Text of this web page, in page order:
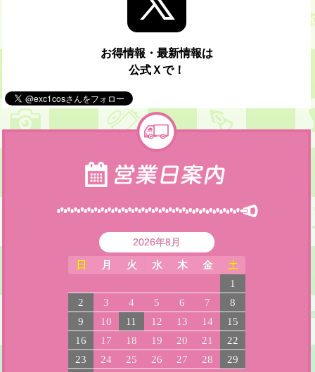
お得情報・最新情報は
公式Ｘで！
2026年8月
日 月 火 水 木 金 土
1
2
3 4 5 6 7
8
9
10 11 12 13 14
15
16
17 18 19 20 21
22
23
24 25 26 27 28
29